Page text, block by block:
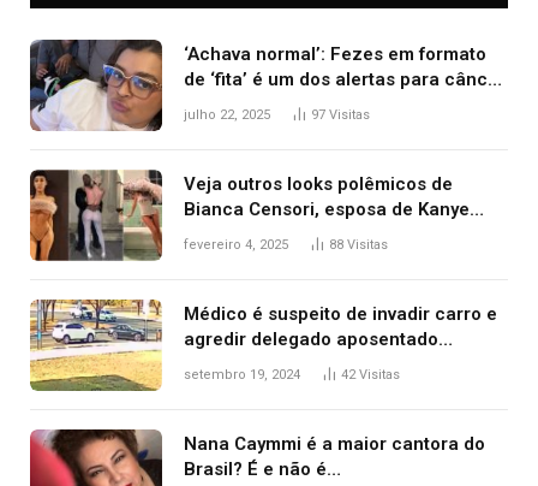
‘Achava normal’: Fezes em formato
de ‘fita’ é um dos alertas para câncer
colorretal; relembre fala de Preta Gil
julho 22, 2025 97 Visitas
Veja outros looks polêmicos de
Bianca Censori, esposa de Kanye
West que apareceu nua no Grammy
fevereiro 4, 2025 88 Visitas
Médico é suspeito de invadir carro e
agredir delegado aposentado
durante confusão no trânsito
setembro 19, 2024 42Visitas
Nana Caymmi é a maior cantora do
Brasil? É e não é…